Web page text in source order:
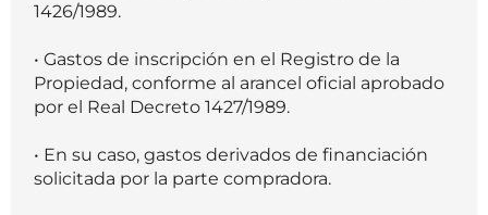
1426/1989.
• Gastos de inscripción en el Registro de la
Propiedad, conforme al arancel oficial aprobado
por el Real Decreto 1427/1989.
• En su caso, gastos derivados de financiación
solicitada por la parte compradora.